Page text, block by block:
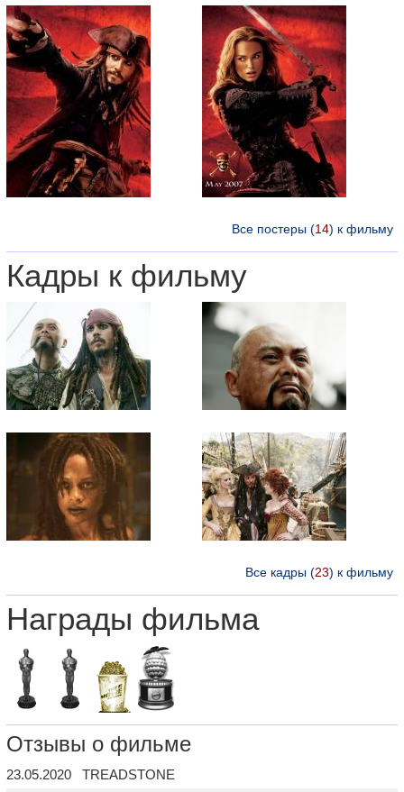
Все постеры (14) к фильму
Кадры к фильму
Все кадры (23) к фильму
Награды фильма
Отзывы о фильме
23.05.2020 TREADSTONE